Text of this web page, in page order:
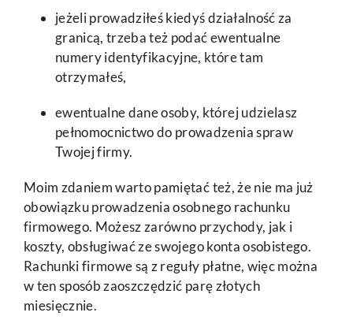
jeżeli prowadziłeś kiedyś działalność za
granicą, trzeba też podać ewentualne
numery identyfikacyjne, które tam
otrzymałeś,
ewentualne dane osoby, której udzielasz
pełnomocnictwo do prowadzenia spraw
Twojej firmy.
Moim zdaniem warto pamiętać też, że nie ma już
obowiązku prowadzenia osobnego rachunku
firmowego. Możesz zarówno przychody, jak i
koszty, obsługiwać ze swojego konta osobistego.
Rachunki firmowe są z reguły płatne, więc można
w ten sposób zaoszczędzić parę złotych
miesięcznie.